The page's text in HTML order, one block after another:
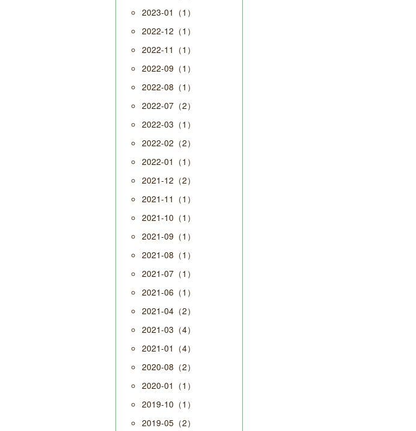
2023-01（1）
2022-12（1）
2022-11（1）
2022-09（1）
2022-08（1）
2022-07（2）
2022-03（1）
2022-02（2）
2022-01（1）
2021-12（2）
2021-11（1）
2021-10（1）
2021-09（1）
2021-08（1）
2021-07（1）
2021-06（1）
2021-04（2）
2021-03（4）
2021-01（4）
2020-08（2）
2020-01（1）
2019-10（1）
2019-05（2）